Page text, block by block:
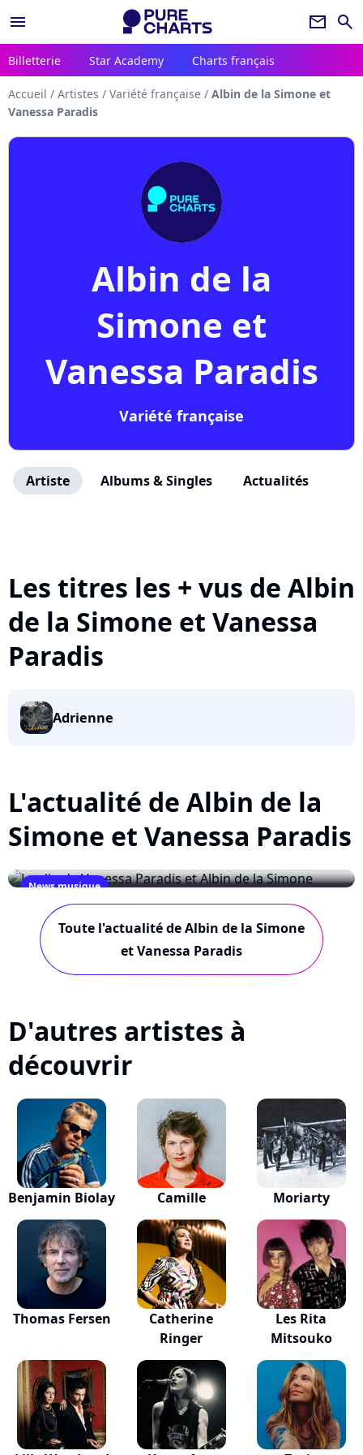
menu newsletter search
Billetterie Star Academy Charts français
Accueil / Artistes / Variété française / Albin de la Simone et
Vanessa Paradis
Albin de la
Simone et
Vanessa Paradis
Variété française
Artiste Albums & Singles Actualités
Les titres les + vus de Albin
de la Simone et Vanessa
Paradis
Adrienne
L'actualité de Albin de la
Simone et Vanessa Paradis
News musique
Le clip de Vanessa Paradis et Albin de la
Simone
January 9, 2009
Toute l'actualité de Albin de la Simone
et Vanessa Paradis
D'autres artistes à
découvrir
Benjamin Biolay Camille Moriarty
Thomas Fersen
Catherine
Ringer
Les Rita
Mitsouko